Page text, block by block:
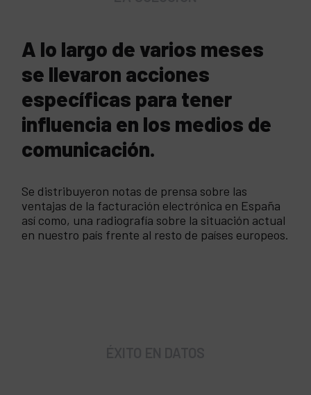
A lo largo de varios meses
se llevaron acciones
específicas para tener
influencia en los medios de
comunicación.
Se distribuyeron notas de prensa sobre las
ventajas de la facturación electrónica en España
así como, una radiografía sobre la situación actual
en nuestro país frente al resto de países europeos.